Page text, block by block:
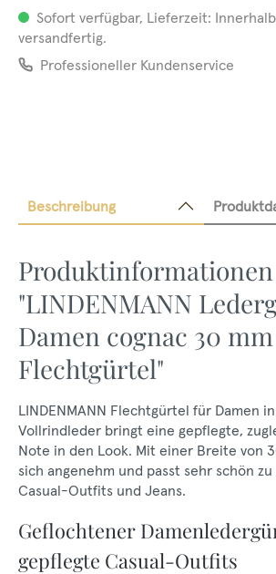
Sofort verfügbar, Lieferzeit:
versandfertig.
Professioneller Kundenservice
Beschreibung
Produktinformationen
"LINDENMANN
Damen cognac 30 mm
Flechtgürtel"
LINDENMANN Flechtgürtel für Damen
Vollrindleder bringt eine gepflegte,
Note in den Look. Mit einer Breite von
sich angenehm und passt sehr schön
Casual-Outfits und Jeans.
Geflochtener
gepflegte Casual-Outfits